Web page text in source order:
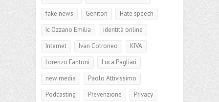
Hate speech
Luca Pagliari